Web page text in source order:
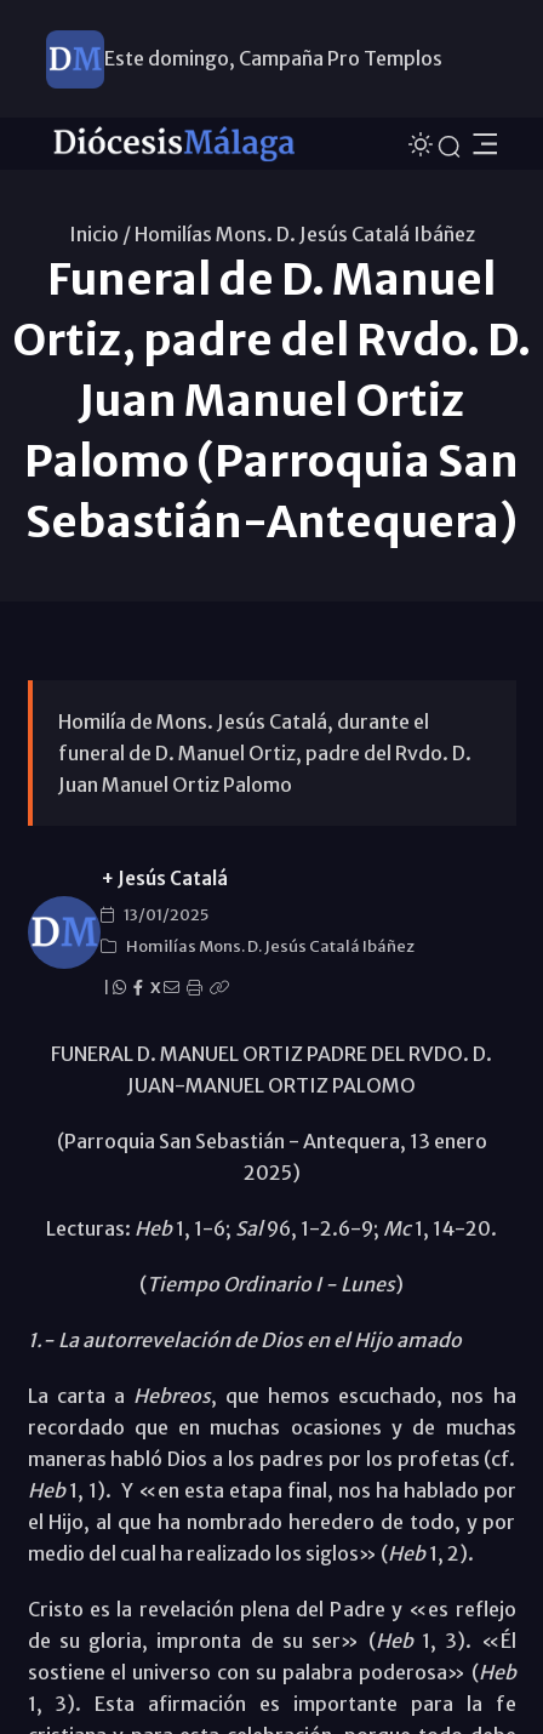
Este domingo, Campaña Pro Templos
Inicio / Homilías Mons. D. Jesús Catalá Ibáñez
Funeral de D. Manuel
Ortiz, padre del Rvdo. D.
Juan Manuel Ortiz
Palomo (Parroquia San
Sebastián-Antequera)
Homilía de Mons. Jesús Catalá, durante el
funeral de D. Manuel Ortiz, padre del Rvdo. D.
Juan Manuel Ortiz Palomo
+ Jesús Catalá
13/01/2025
Homilías Mons. D. Jesús Catalá Ibáñez
X
FUNERAL D. MANUEL ORTIZ PADRE DEL RVDO. D.
JUAN-MANUEL ORTIZ PALOMO
(Parroquia San Sebastián - Antequera, 13 enero
2025)
Lecturas: Heb1, 1-6; Sal96, 1-2.6-9; Mc1, 14-20.
(Tiempo Ordinario I - Lunes)
1.- La autorrevelación de Dios en el Hijo amado
La carta a Hebreos, que hemos escuchado, nos ha
recordado que en muchas ocasiones y de muchas
maneras habló Dios a los padres por los profetas (cf.
Heb1, 1). Y «en esta etapa final, nos ha hablado por
el Hijo, al que ha nombrado heredero de todo, y por
medio del cual ha realizado los siglos» (Heb1, 2).
Cristo es la revelación plena del Padre y «es reflejo
de su gloria, impronta de su ser» (Heb1, 3). «Él
sostiene el universo con su palabra poderosa» (Heb
1, 3). Esta afirmación es importante para la fe